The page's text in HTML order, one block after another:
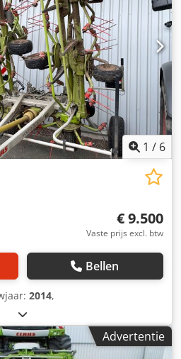
1 / 6
€ 9.500
Vaste prijs excl. btw
Bellen
2014,
Advertentie